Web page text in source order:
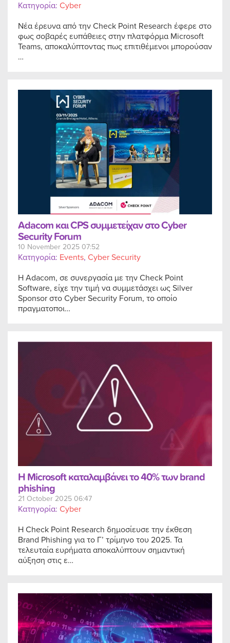
Κατηγορία: Cyber
Νέα έρευνα από την Check Point Research έφερε στο
φως σοβαρές ευπάθειες στην πλατφόρμα Microsoft
Teams, αποκαλύπτοντας πως επιτιθέμενοι μπορούσαν
…
Adacom και CPS συμμετείχαν στο Cyber
Security Forum
10 November 2025 07:52
Κατηγορία: Events, Cyber Security
Η Adacom, σε συνεργασία με την Check Point
Software, είχε την τιμή να συμμετάσχει ως Silver
Sponsor στο Cyber Security Forum, το οποίο
πραγματοποι…
Η Microsoft καταλαμβάνει το 40% των brand
phishing
21 October 2025 06:47
Κατηγορία: Cyber
Η Check Point Research δημοσίευσε την έκθεση
Brand Phishing για το Γ’ τρίμηνο του 2025. Τα
τελευταία ευρήματα αποκαλύπτουν σημαντική
αύξηση στις ε…